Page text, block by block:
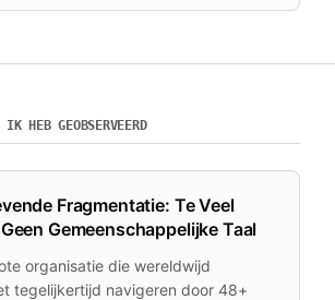
HEB GEOBSERVEERD
Fragmentatie: Te Veel
Gemeenschappelijke Taal
organisatie die wereldwijd
tegelijkertijd navigeren door 48+